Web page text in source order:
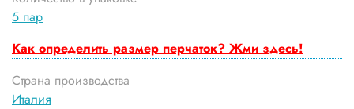
5 пар
Как определить размер перчаток? Жми здесь!
Страна производства
Италия